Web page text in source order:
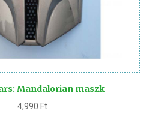
Mandalorian maszk
4,990 Ft